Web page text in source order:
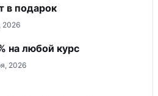
в подарок
2026
на любой курс
2026